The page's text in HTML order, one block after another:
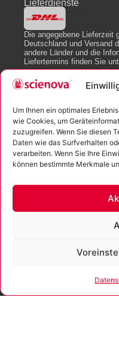
Um Ihnen ein optimales
wie Cookies, um
zuzugreifen. Wenn Sie diesen
Daten wie das Surfverhalten
verarbeiten. Wenn Sie Ihre
können bestimmte Merkmale
Lieferdienste
Die angegebene Lieferzeit
Deutschland und Versand
andere Länder und die
Liefertermins finden Sie
Newsletter
Daten sowie der